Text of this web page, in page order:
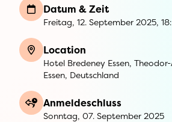
Datum & Zeit
Freitag, 12. September 2025,
Location
Hotel Bredeney Essen,
Essen, Deutschland
Anmeldeschluss
Sonntag, 07. September 2025